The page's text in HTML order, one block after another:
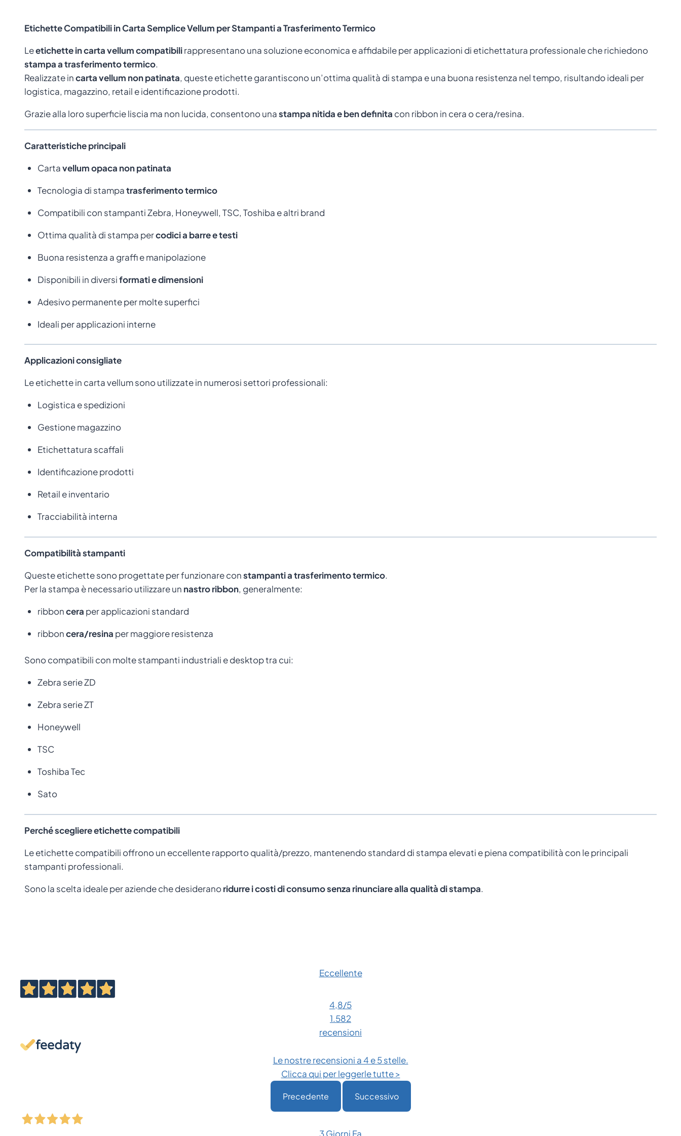
Il diametro esterno indica ladimensione totale
maggiore autonomia di stampa
meno sostituzioni del rotolo
maggiore efficienza operativa
Etichette Compatibili in Carta Semplice Vellum per Stampanti a Trasferimento Termico
Leetichette in carta vellum compatibilirappresentano una soluzione economica e affidabile per applicazioni di etichettatura professionale che richiedono
stampa a trasferimento termico.
Realizzate incarta vellum non patinata, queste etichette garantiscono un’ottima qualità di stampa e una buona resistenza nel tempo, risultando ideali per
logistica, magazzino, retail e identificazione prodotti.
Grazie alla loro superficie liscia ma non lucida, consentono unastampa nitida e ben definita con ribbon in cera o cera/resina.
Caratteristiche principali
Cartavellum opaca non patinata
Tecnologia di stampatrasferimento termico
Compatibili con stampanti Zebra, Honeywell, TSC, Toshiba e altri brand
Ottima qualità di stampa percodici a barre e testi
Buona resistenza a graffi e manipolazione
Disponibili in diversiformati e dimensioni
Adesivo permanente per molte superfici
Ideali per applicazioni interne
Applicazioni consigliate
Le etichette in carta vellum sono utilizzate in numerosi settori professionali:
Logistica e spedizioni
Gestione magazzino
Etichettatura scaffali
Identificazione prodotti
Retail e inventario
Tracciabilità interna
Compatibilità stampanti
Queste etichette sono progettate per funzionare constampanti a trasferimento termico.
Per la stampa è necessario utilizzare un nastro ribbon, generalmente:
ribboncera per applicazioni standard
ribboncera/resina per maggiore resistenza
Sono compatibili con molte stampanti industriali e desktop tra cui:
Zebra serie ZD
Zebra serie ZT
Honeywell
TSC
Toshiba Tec
Sato
Perché scegliere etichette compatibili
Le etichette compatibili offrono un eccellente rapporto qualità/prezzo, mantenendo standard di stampa elevati e piena compatibilità con le principali
stampanti professionali.
Sono la scelta ideale per aziende che desideranoridurre i costi di consumo senza rinunciare alla qualità di stampa.
Eccellente
4,8/5
1.582
recensioni
Le nostre recensioni a 4 e 5 stelle.
Clicca qui per leggerle tutte >
Precedente Successivo
3 Giorni Fa